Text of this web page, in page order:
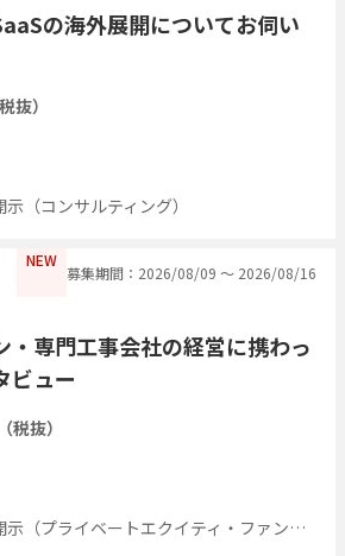
の海外展開についてお伺い
抜）
（コンサルティング）
NEW
募集期間：2026/08/09 〜 2026/08/16
・専門工事会社の経営に携わっ
ビュー
税抜）
マッチング後に社名開示（プライベートエクイティ・ファンド）